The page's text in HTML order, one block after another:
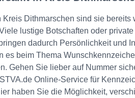
Kreis Dithmarschen sind sie bereits
lustige Botschaften oder
dadurch Persönlichkeit und
es beim Thema
Gehen Sie lieber auf Nummer
Online-Service für
haben Sie die Möglichkeit,